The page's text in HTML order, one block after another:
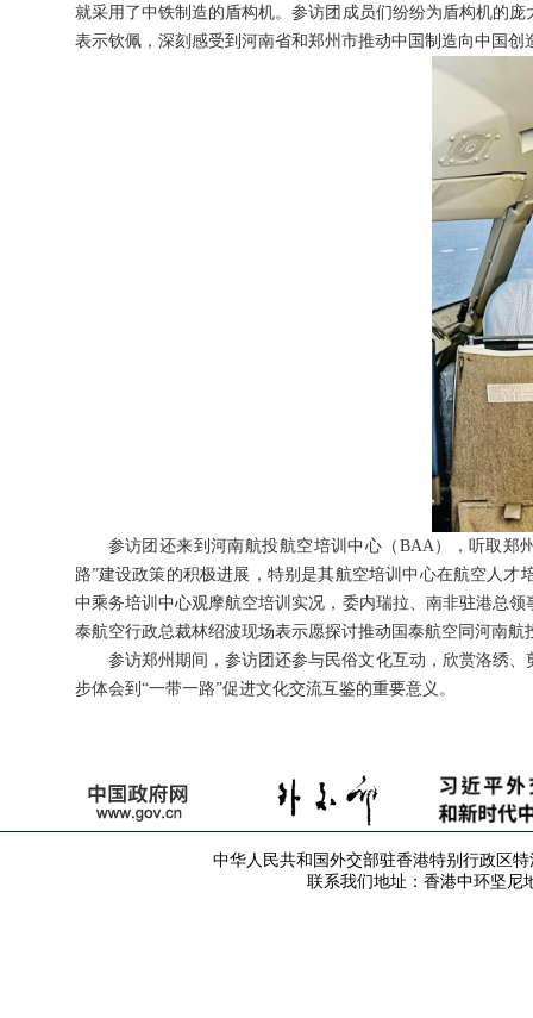
就采用了中铁制造的盾构机。参访团成员们纷纷为盾构机的
表示钦佩，深刻感受到河南省和郑州市推动中国制造向中国
参访团还来到河南航投航空培训中心（BAA），听取郑
路”建设政策的积极进展，特别是其航空培训中心在航空人
中乘务培训中心观摩航空培训实况，委内瑞拉、南非驻港总
泰航空行政总裁林绍波现场表示愿探讨推动国泰航空同河南航
参访郑州期间，参访团还参与民俗文化互动，欣赏洛绣
步体会到“一带一路”促进文化交流互鉴的重要意义。
中华人民共和国外交部驻香港特别行政区特
联系我们地址：香港中环坚尼